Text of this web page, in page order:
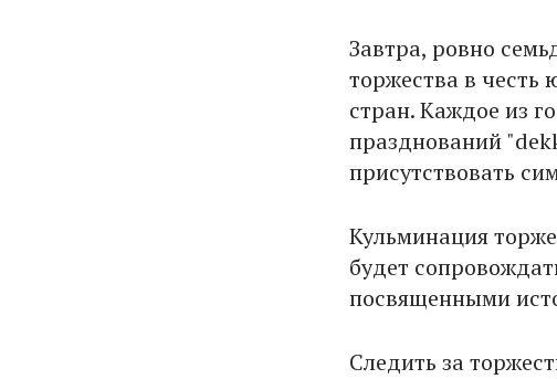
Завтра, ровно
торжества в честь
стран. Каждое из
празднований
присутствовать
Кульминация
будет
посвященными
Следить за